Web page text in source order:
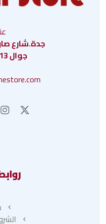
جدة.شارع
جوال 0562474613